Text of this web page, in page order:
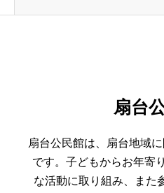
扇台
扇台公民館は、扇台地域
です。子どもからお年寄
な活動に取り組み、また